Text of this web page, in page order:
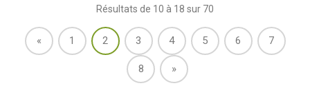
Résultats de 10 à 18 sur 70
« 1 2 3 4 5 6 7
8 »